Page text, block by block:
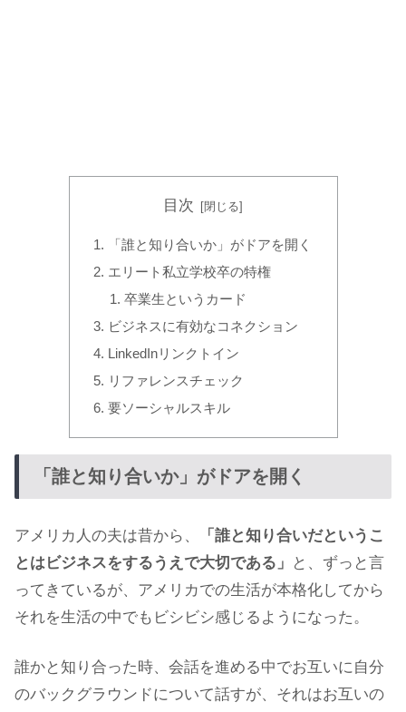
目次
「誰と知り合いか」がドアを開く
エリート私立学校卒の特権
卒業生というカード
ビジネスに有効なコネクション
LinkedInリンクトイン
リファレンスチェック
要ソーシャルスキル
「誰と知り合いか」がドアを開く
アメリカ人の夫は昔から、
「誰と知り合いだというこ
とはビジネスをするうえで大切である」
と、ずっと言
ってきているが、アメリカでの生活が本格化してから
それを生活の中でもビシビシ感じるようになった。
誰かと知り合った時、会話を進める中でお互いに自分
のバックグラウンドについて話すが、それはお互いの